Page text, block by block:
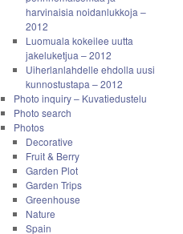
harvinaisia noidanlukkoja –
2012
Luomuala kokeilee uutta
jakeluketjua – 2012
Uiherlanlahdelle ehdolla uusi
kunnostustapa – 2012
Photo inquiry – Kuvatiedustelu
Photo search
Photos
Decorative
Fruit & Berry
Garden Plot
Garden Trips
Greenhouse
Nature
Spain